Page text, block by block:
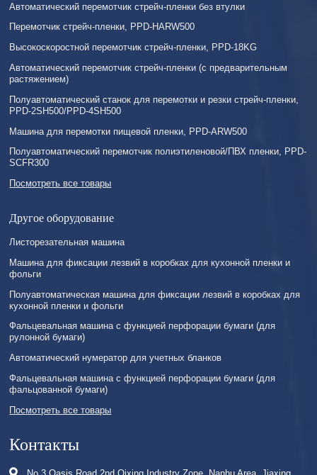
Автоматический перемотчик стрейч-пленки без втулки
Перемотчик стрейч-пленки, PPD-HARW500
Высокоскоростной перемотчик стрейч-пленки, PPD-18KG
Автоматический перемотчик стрейч-пленки (с предварительным
растяжением)
Полуавтоматический станок для перемотки и резки стрейч-пленки,
PPD-2SH500/PPD-4SH500
Машина для перемотки пищевой пленки, PPD-ARW500
Полуавтоматический перемотчик полиэтиленовой/ПВХ пленки, PPD-
SCFR300
Посмотреть все товары
Другое оборудование
Листорезательная машина
Машина для фиксации лезвий в коробках для кухонной пленки и
фольги
Полуавтоматическая машина для фиксации лезвий в коробках для
кухонной пленки и фольги
Фальцевальная машина с функцией перфорации бумаги (для
рулонной бумаги)
Автоматический нумератор для учетных бланков
Фальцевальная машина с функцией перфорации бумаги (для
фальцованной бумаги)
Посмотреть все товары
Контакты